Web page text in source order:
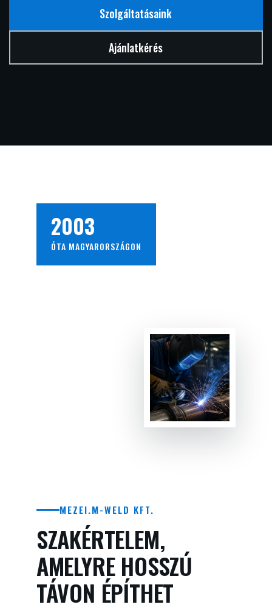
Szolgáltatásaink
Ajánlatkérés
2003
ÓTA MAGYARORSZÁGON
MEZEI.M-WELD KFT.
SZAKÉRTELEM,
AMELYRE HOSSZÚ
TÁVON ÉPÍTHET